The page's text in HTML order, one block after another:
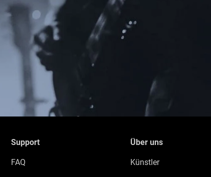
Support
FAQ
Über uns
Künstler